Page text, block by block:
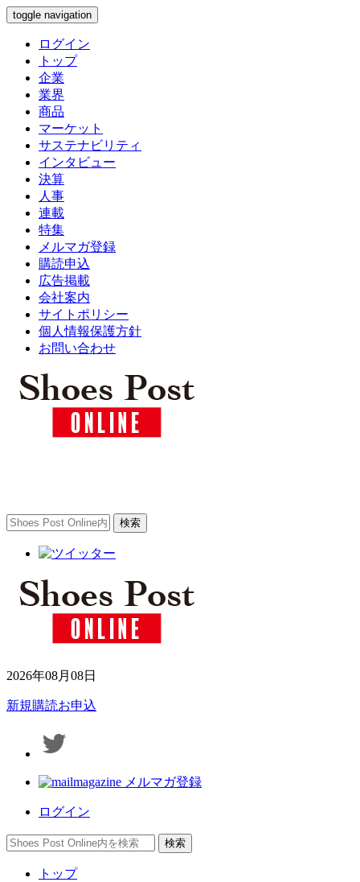
toggle navigation
ログイン
トップ
企業
業界
商品
マーケット
サステナビリティ
インタビュー
決算
人事
連載
特集
メルマガ登録
購読申込
広告掲載
会社案内
サイトポリシー
個人情報保護方針
お問い合わせ
2026年08月08日
新規購読お申込
メルマガ登録
ログイン
トップ